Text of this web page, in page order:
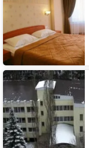
База
отдыха
Восход